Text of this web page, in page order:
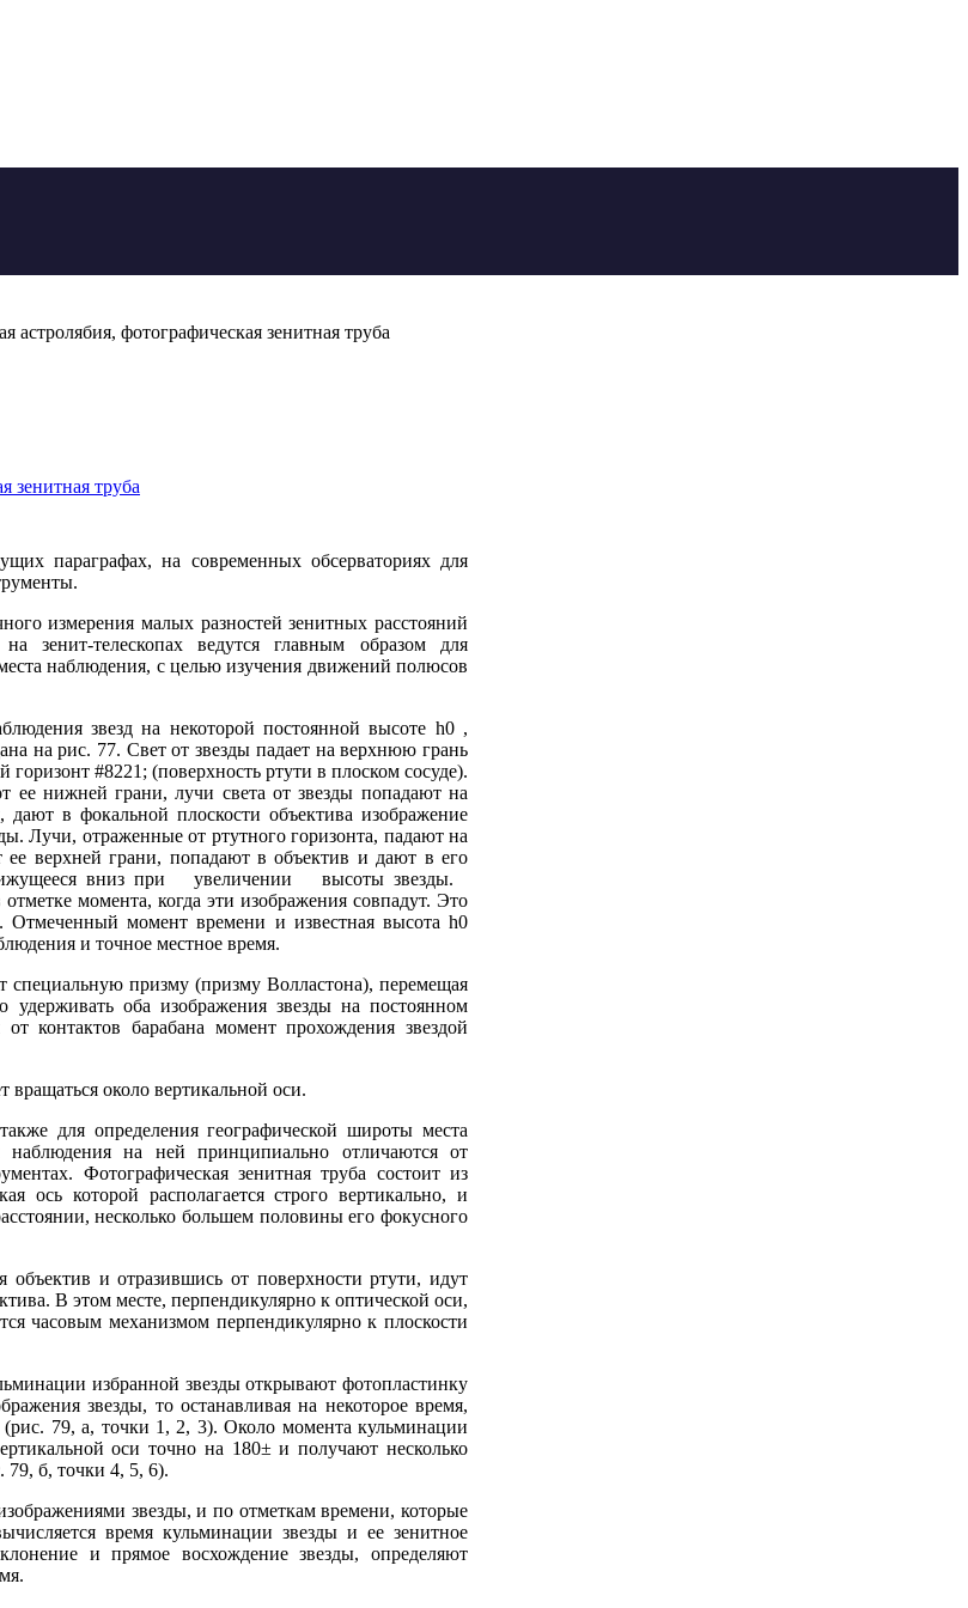
астролябия, фотографическая зенитная труба
зенитная труба
параграфах, на современных обсерваториях для
измерения малых разностей зенитных расстояний
зенит-телескопах ведутся главным образом для
наблюдения, с целью изучения движений полюсов
звезд на некоторой постоянной высоте h0 ,
на рис. 77. Свет от звезды падает на верхнюю грань
#8221; (поверхность ртути в плоском сосуде).
нижней грани, лучи света от звезды попадают на
в фокальной плоскости объектива изображение
Лучи, отраженные от ртутного горизонта, падают на
верхней грани, попадают в объектив и дают в его
вниз при увеличении высоты звезды.
момента, когда эти изображения совпадут. Это
Отмеченный момент времени и известная высота h0
и точное местное время.
специальную призму (призму Волластона), перемещая
оба изображения звезды на постоянном
контактов барабана момент прохождения звездой
около вертикальной оси.
для определения географической широты места
на ней принципиально отличаются от
Фотографическая зенитная труба состоит из
ось которой располагается строго вертикально, и
несколько большем половины его фокусного
объектив и отразившись от поверхности ртути, идут
В этом месте, перпендикулярно к оптической оси,
часовым механизмом перпендикулярно к плоскости
избранной звезды открывают фотопластинку
звезды, то останавливая на некоторое время,
79, а, точки 1, 2, 3). Около момента кульминации
оси точно на 180± и получают несколько
79, б, точки 4, 5, 6).
звезды, и по отметкам времени, которые
время кульминации звезды и ее зенитное
и прямое восхождение звезды, определяют